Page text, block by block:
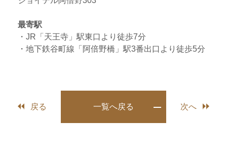
最寄駅
・JR「天王寺」駅東口より徒歩7分
・地下鉄谷町線「阿倍野橋」駅3番出口より徒歩5分
戻る 一覧へ戻る 次へ